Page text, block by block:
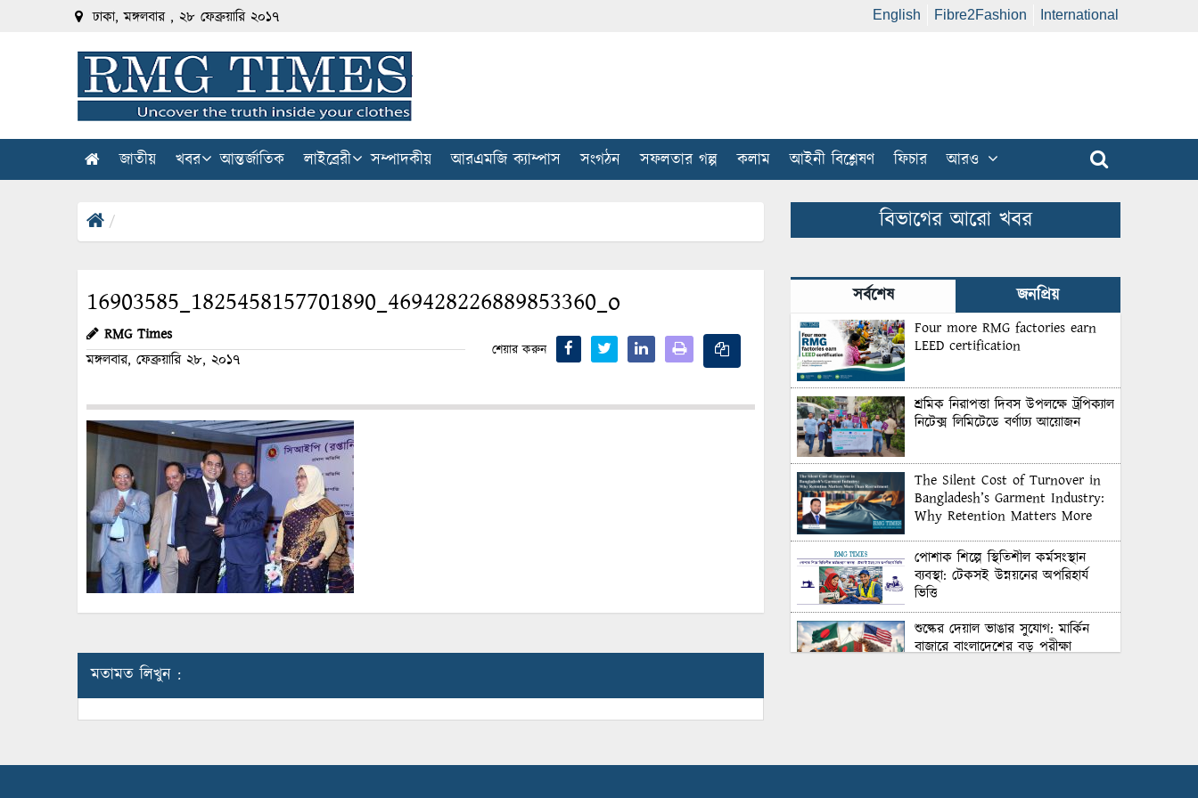
ঢাকা, মঙ্গলবার , ২৮ ফেব্রুয়ারি ২০১৭ English Fibre2Fashion International
জাতীয় খবর আন্তর্জাতিক লাইব্রেরী সম্পাদকীয় আরএমজি ক্যাম্পাস সংগঠন সফলতার গল্প কলাম আইনী বিশ্লেষণ ফিচার আরও
16903585_1825458157701890_469428226889853360_o
RMG Times
মঙ্গলবার, ফেব্রুয়ারি ২৮, ২০১৭
শেয়ার করুন
মতামত লিখুন :
বিভাগের আরো খবর
সর্বশেষ জনপ্রিয়
Four more RMG factories earn
LEED certification
শ্রমিক নিরাপত্তা দিবস উপলক্ষে ট্রপিক্যাল
নিটেক্স লিমিটেডে বর্ণাঢ্য আয়োজন
The Silent Cost of Turnover in
Bangladesh’s Garment Industry:
Why Retention Matters More
পোশাক শিল্পে স্থিতিশীল কর্মসংস্থান
ব্যবস্থা: টেকসই উন্নয়নের অপরিহার্য
ভিত্তি
শুল্কের দেয়াল ভাঙার সুযোগ: মার্কিন
বাজারে বাংলাদেশের বড় পরীক্ষা